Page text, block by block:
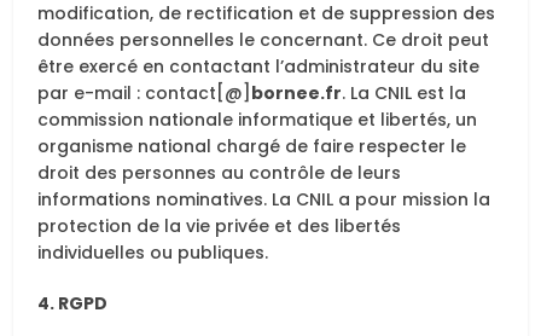
modification, de rectification et de suppression des
données personnelles le concernant. Ce droit peut
être exercé en contactant l’administrateur du site
par e-mail : contact[@] bornee.fr. La CNIL est la
commission nationale informatique et libertés, un
organisme national chargé de faire respecter le
droit des personnes au contrôle de leurs
informations nominatives. La CNIL a pour mission la
protection de la vie privée et des libertés
individuelles ou publiques.
4. RGPD